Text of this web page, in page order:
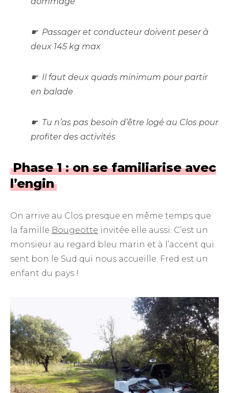
☛ Passager et conducteur doivent peser à
deux 145 kg max
☛ Il faut deux quads minimum pour partir
en balade
☛ Tu n’as pas besoin d’être logé au Clos pour
profiter des activités
Phase 1 : on se familiarise avec
l’engin
On arrive au Clos presque en même temps que
la famille Bougeotte invitée elle aussi. C’est un
monsieur au regard bleu marin et à l’accent qui
sent bon le Sud qui nous accueille. Fred est un
enfant du pays !